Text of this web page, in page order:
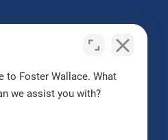
nosotros
to Foster Wallace. What
we assist you with?